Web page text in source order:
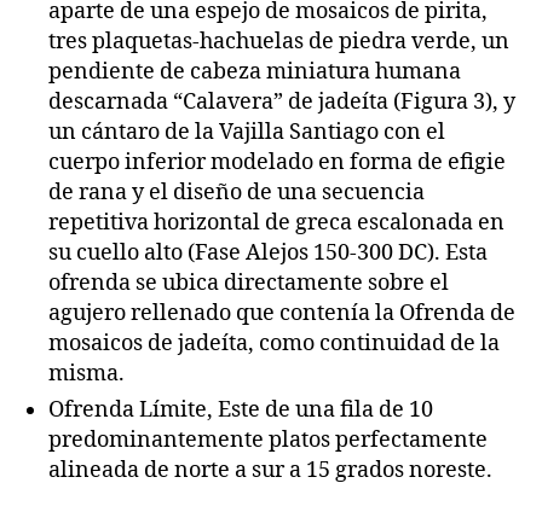
aparte de una espejo de mosaicos de pirita,
tres plaquetas-hachuelas de piedra verde, un
pendiente de cabeza miniatura humana
descarnada “Calavera” de jadeíta (Figura 3), y
un cántaro de la Vajilla Santiago con el
cuerpo inferior modelado en forma de efigie
de rana y el diseño de una secuencia
repetitiva horizontal de greca escalonada en
su cuello alto (Fase Alejos 150-300 DC). Esta
ofrenda se ubica directamente sobre el
agujero rellenado que contenía la Ofrenda de
mosaicos de jadeíta, como continuidad de la
misma.
Ofrenda Límite, Este de una fila de 10
predominantemente platos perfectamente
alineada de norte a sur a 15 grados noreste.